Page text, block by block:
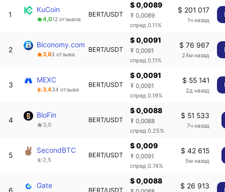
1
KuCoin
4,012 отзывов
BERT/USDT
$ 0,0089
₮ 0,0089
спред 0.11%
$ 201 017
1ч назад
2
Biconomy.com
3,83 отзыва
BERT/USDT
$ 0,0091
₮ 0,0091
спред 0.11%
$ 76 967
24м назад
3
MEXC
3,434 отзыва
BERT/USDT
$ 0,0091
₮ 0,0091
спред 0.19%
$ 55 141
2д назад
4
BloFin
3,0
BERT/USDT
$ 0,0088
₮ 0,0088
спред 0.25%
$ 51 533
7ч назад
5
SecondBTC
2,5
BERT/USDT
$ 0,009
₮ 0,0091
спред 0.74%
$ 42 615
5м назад
Gate
BERT/USDT
$ 0,0088
$ 26 913